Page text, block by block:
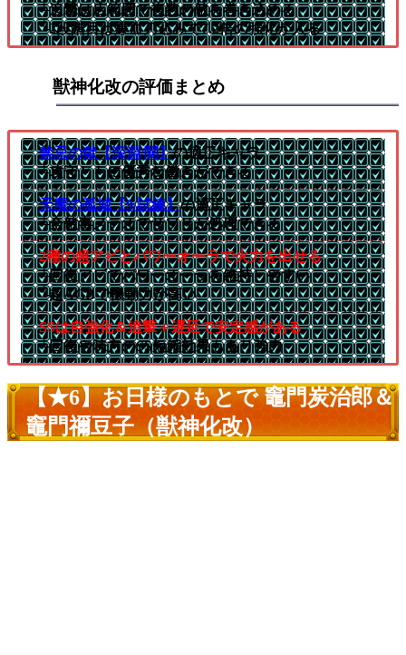
└追撃は広範囲で複数の敵を巻き込める
└2段階目は爆血刀込みで7.2倍の強化が入る
獣神化改の評価まとめ
禁忌の獄【深淵/闇】の適正キャラ
└攻守ともに優秀な働きができる
天魔の孤城【9/試練】の適正キャラ
└全敵毒メテオでサソリが処理できる
2種の超アビとパワーオーラで火力を出せる
└回復アビでパワーオーラを維持しやすい
└超AGBで機動力が高い
SSは自強化＆追撃＋遅延で安定感がある
└回復や味方のSS短縮効果もあり強力
【★6】お日様のもとで 竈門炭治郎＆
竈門禰豆子（獣神化改）